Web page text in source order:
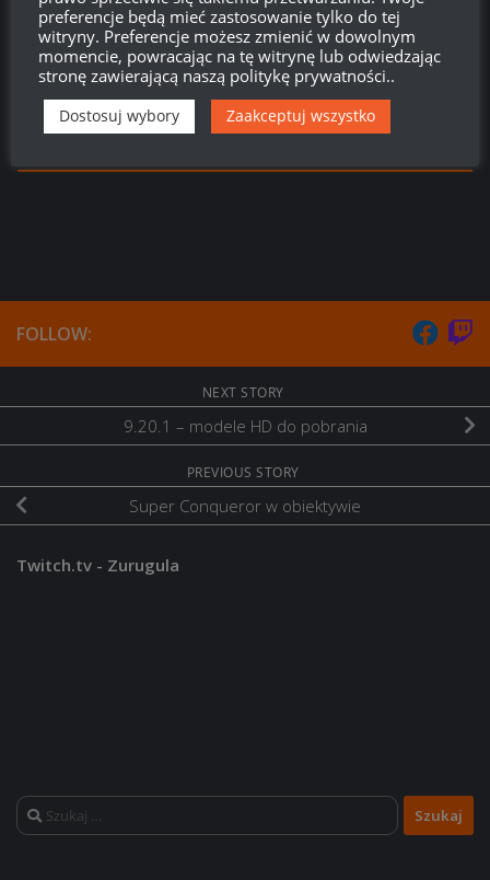
{} [+]
Ta strona używa Akismet do redukcji spamu.Dowiedz się,
w jaki sposób przetwarzane są dane Twoich komentarzy.
FOLLOW:
NEXT STORY
9.20.1 – modele HD do pobrania
PREVIOUS STORY
Super Conqueror w obiektywie
Twitch.tv - Zurugula
Szukaj:
preferencje będą mieć zastosowanie tylko do tej
witryny. Preferencje możesz zmienić w dowolnym
momencie, powracając na tę witrynę lub odwiedzając
stronę zawierającą naszą politykę prywatności..
Dostosuj wybory Zaakceptuj wszystko